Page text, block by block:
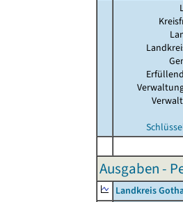
Ausgaben -
Landkreis